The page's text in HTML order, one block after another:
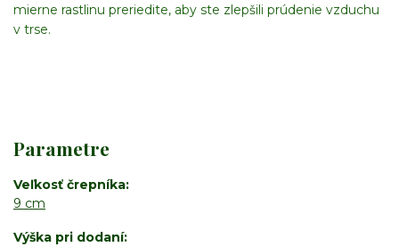
mierne rastlinu preriedite, aby ste zlepšili prúdenie vzduchu
v trse.
Parametre
Veľkosť črepníka
9 cm
Výška pri dodaní